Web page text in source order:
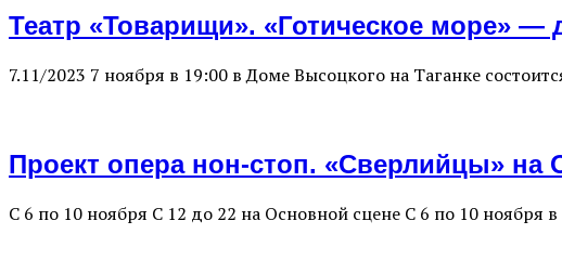
Театр «Товарищи». «Готическое море»
7.11/2023 7 ноября в 19:00 в Доме Высоцкого на Таганке
Проект опера нон-стоп. «Сверлийцы» на
С 6 по 10 ноября С 12 до 22 на Основной сцене С 6 по 10 ноября